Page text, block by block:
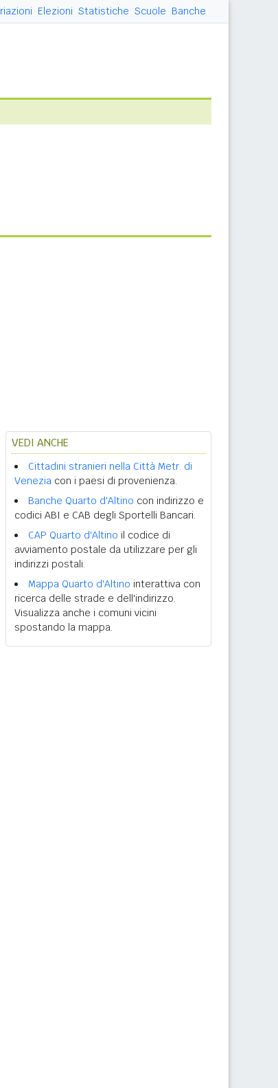
Elezioni Statistiche Scuole Banche
VEDI ANCHE
Cittadini stranieri nella Città Metr. di
Venezia con i paesi di provenienza.
Banche Quarto d'Altino con indirizzo e
codici ABI e CAB degli Sportelli Bancari.
CAP Quarto d'Altino il codice di
avviamento postale da utilizzare per gli
indirizzi postali.
Mappa Quarto d'Altino interattiva con
ricerca delle strade e dell'indirizzo.
Visualizza anche i comuni vicini
spostando la mappa.